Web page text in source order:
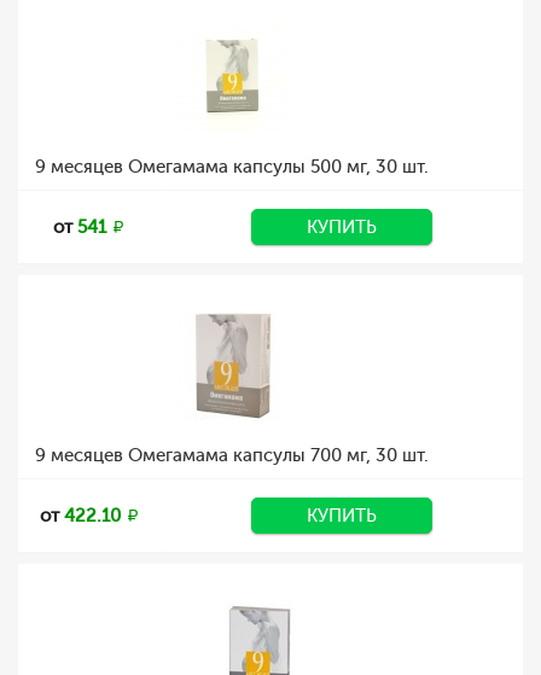
9 месяцев Омегамама капсулы 500 мг, 30 шт.
от541 КУПИТЬ
9 месяцев Омегамама капсулы 700 мг, 30 шт.
от422.10 КУПИТЬ